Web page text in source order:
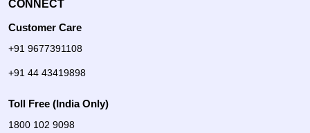
CONNECT
Customer Care
+91 9677391108
+91 44 43419898
Toll Free (India Only)
1800 102 9098